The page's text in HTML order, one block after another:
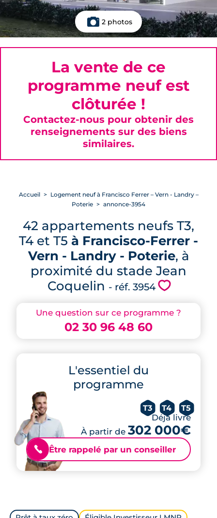
2 photos
Une question sur ce programme ?
02 30 96 48 60
L'essentiel du
programme
T3 T4 T5
Déjà livré
À partir de 302 000€
📞 Être rappelé par un conseiller
Accueil
Logement neuf à Francisco Ferrer – Vern - Landry –
Poterie
annonce-3954
42 appartements neufs T3,
T4 et T5 à Francisco-Ferrer -
Vern - Landry - Poterie, à
proximité du stade Jean
Coquelin - réf. 3954 💗
La vente de ce
programme neuf est
clôturée !
Contactez-nous pour obtenir des
renseignements sur des biens
similaires.